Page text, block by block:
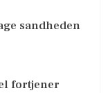
sandheden
fortjener